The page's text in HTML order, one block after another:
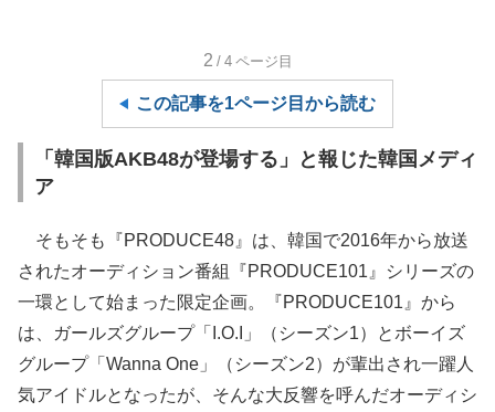
2 /4 ページ目
この記事を1ページ目から読む
「韓国版AKB48が登場する」と報じた韓国メディ
ア
そもそも『PRODUCE48』は、韓国で2016年から放送
されたオーディション番組『PRODUCE101』シリーズの
一環として始まった限定企画。『PRODUCE101』から
は、ガールズグループ「I.O.I」（シーズン1）とボーイズ
グループ「Wanna One」（シーズン2）が輩出され一躍人
気アイドルとなったが、そんな大反響を呼んだオーディシ